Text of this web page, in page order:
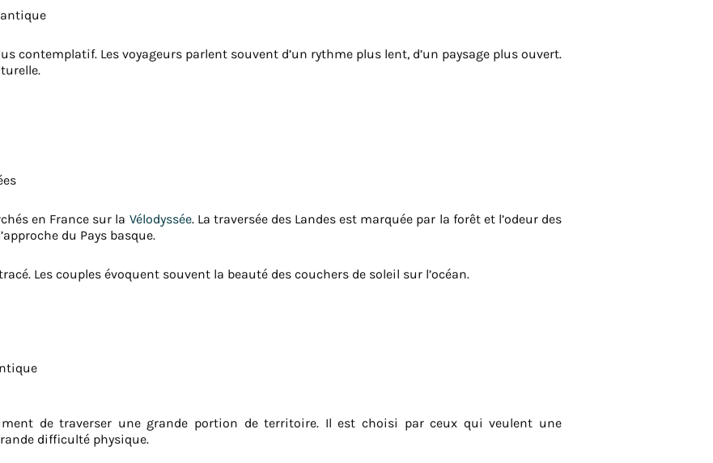
contemplatif. Les voyageurs parlent souvent d’un rythme plus lent, d’un paysage plus ouvert.
en France sur la Vélodyssée. La traversée des Landes est marquée par la forêt et l’odeur des
du Pays basque.
Les couples évoquent souvent la beauté des couchers de soleil sur l’océan.
de traverser une grande portion de territoire. Il est choisi par ceux qui veulent une
difficulté physique.